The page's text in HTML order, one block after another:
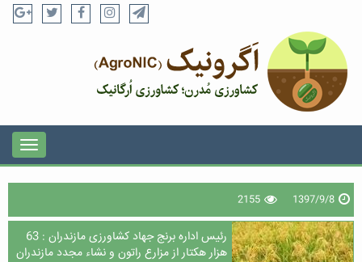
1397/9/8
2155
رئیس اداره برنج جهاد کشاورزی مازندران : 63
هزار هکتار از مزارع راتون و نشاء مجدد مازندران